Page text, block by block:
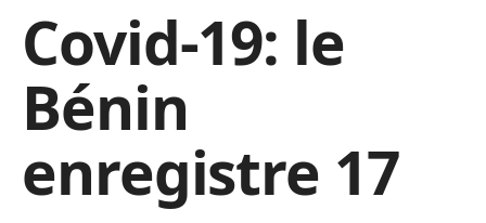
Covid-19: le
Bénin
enregistre 17